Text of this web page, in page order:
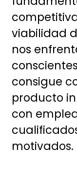
viabilidad
nos
consigue
producto
con
motivados.